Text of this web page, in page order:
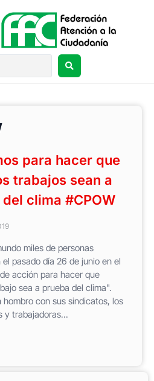
para hacer que
trabajos sean a
clima #CPOW
miles de personas
pasado día 26 de junio en el
acción para hacer que
sea a prueba del clima".
hombro con sus sindicatos, los
y trabajadoras...